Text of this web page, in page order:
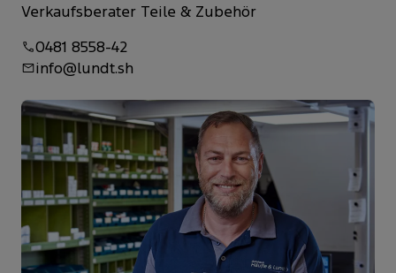
Verkaufsberater Teile & Zubehör
0481 8558-42
info@lundt.sh